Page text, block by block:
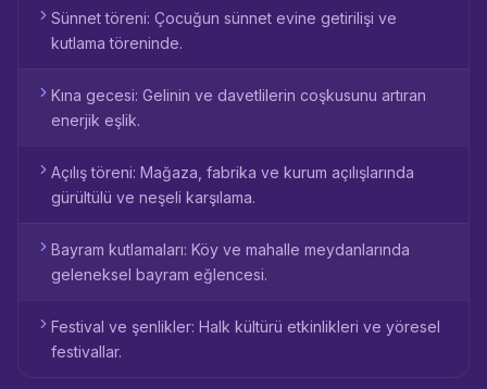
Sünnet töreni: Çocuğun sünnet evine getirilişi ve
kutlama töreninde.
Kına gecesi: Gelinin ve davetlilerin coşkusunu artıran
enerjik eşlik.
Açılış töreni: Mağaza, fabrika ve kurum açılışlarında
gürültülü ve neşeli karşılama.
Bayram kutlamaları: Köy ve mahalle meydanlarında
geleneksel bayram eğlencesi.
Festival ve şenlikler: Halk kültürü etkinlikleri ve yöresel
festivallar.